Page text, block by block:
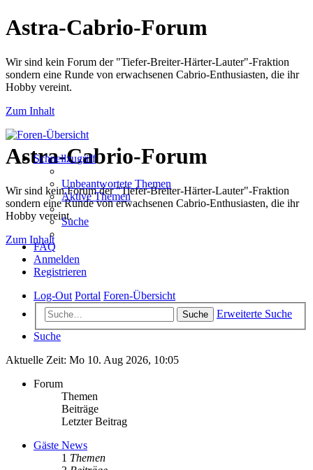
Astra-Cabrio-Forum
Wir sind kein Forum der "Tiefer-Breiter-Härter-Lauter"-Fraktion
sondern eine Runde von erwachsenen Cabrio-Enthusiasten, die ihr
Hobby vereint.
Zum Inhalt
Astra-Cabrio-Forum
Wir sind kein Forum der "Tiefer-Breiter-Härter-Lauter"-Fraktion
sondern eine Runde von erwachsenen Cabrio-Enthusiasten, die ihr
Hobby vereint.
Zum Inhalt
Schnellzugriff
Unbeantwortete Themen
Aktive Themen
Suche
FAQ
Anmelden
Registrieren
Log-Out Portal Foren-Übersicht
Suche
Erweiterte Suche
Suche
Aktuelle Zeit: Mo 10. Aug 2026, 10:05
Forum
Themen
Beiträge
Letzter Beitrag
Gäste News
1 Themen